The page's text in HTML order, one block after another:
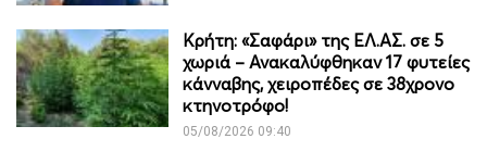
Κρήτη: «Σαφάρι» της ΕΛ.ΑΣ. σε 5
χωριά – Ανακαλύφθηκαν 17 φυτείες
κάνναβης, χειροπέδες σε 38χρονο
κτηνοτρόφο!
05/08/2026 09:40